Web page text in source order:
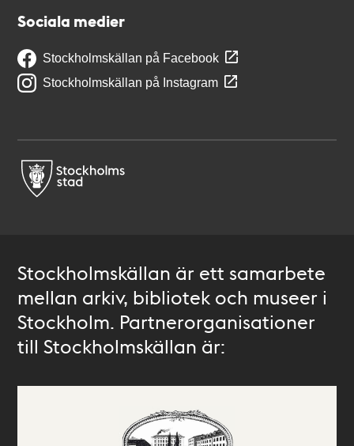
Sociala medier
Stockholmskällan på Facebook
Stockholmskällan på Instagram
Stockholmskällan är ett samarbete
mellan arkiv, bibliotek och museer i
Stockholm. Partnerorganisationer
till Stockholmskällan är: